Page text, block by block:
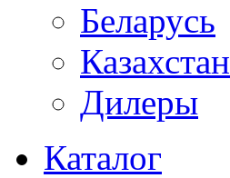
Беларусь
Казахстан
Дилеры
Каталог